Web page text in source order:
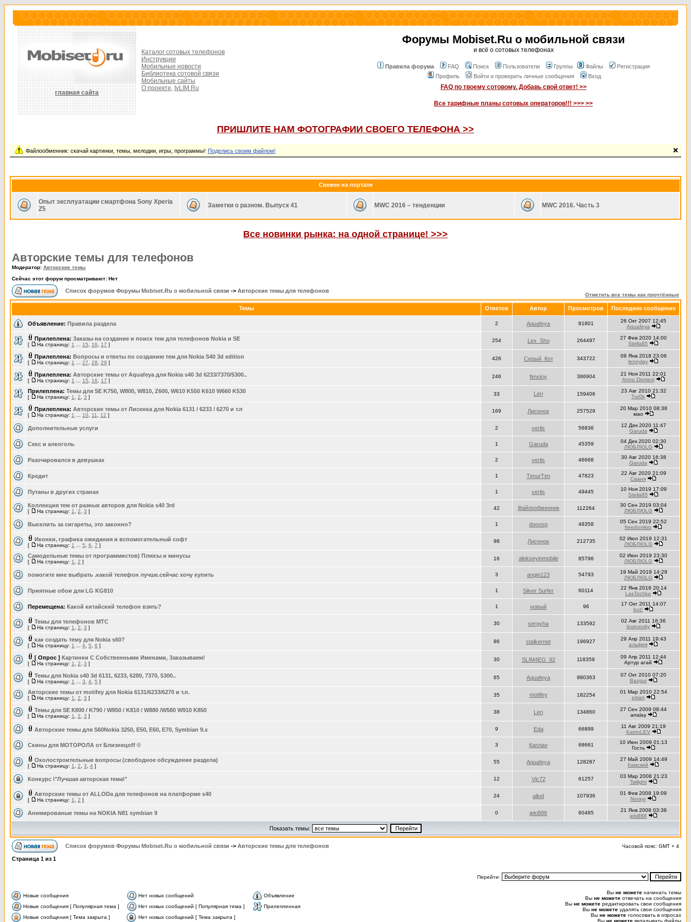
главная сайта
Каталог сотовых телефонов
Инструкции
Мобильные новости
Библиотека сотовой связи
Мобильные сайты
О проекте, IvLIM.Ru
Форумы Mobiset.Ru о мобильной связи
и всё о сотовых телефонах
Правила форума FAQ Поиск Пользователи Группы Файлы
Регистрация
Профиль
Войти и проверить личные сообщения Вход
FAQ по твоему сотовому. Добавь свой ответ! >>
Все тарифные планы сотовых операторов!!! >>> >>
ПРИШЛИТЕ НАМ ФОТОГРАФИИ СВОЕГО ТЕЛЕФОНА >>
Файлообменник: скачай картинки, темы, мелодии, игры, программы! Поделись своим файлом!
Свежее на портале
Опыт эксплуатации смартфона Sony Xperia
Z5
Заметки о разном. Выпуск 41 MWC 2016 – тенденции MWC 2016. Часть 3
Все новинки рынка: на одной странице! >>>
Авторские темы для телефонов
Модератор: Авторские темы
Сейчас этот форум просматривают: Нет
Список форумов Форумы Mobiset.Ru о мобильной связи -> Авторские темы для телефонов
Отметить все темы как прочтённые
Темы Ответов Автор Просмотров Последнее сообщение
Объявление: Правила раздела 2 Aquafeya 81801
26 Окт 2007 12:45
Aquafeya
Прилеплена: Заказы на создание и поиск тем для телефонов Nokia и SE
[ На страницу: 1 15 16 17 ]
254 Lex_Sho 264497
27 Фев 2020 14:00
Stella85
Прилеплена: Вопросы и ответы по созданию тем для Nokia S40 3d edition
[ На страницу: 1 27 28 29 ]
426 Серый_Кот 343722
09 Янв 2018 23:06
lennylay
Прилеплена: Авторские темы от Aquafeya для Nokia s40 3d 6233/7370/5300..
[ На страницу: 1 15 16 17 ]
246 fimskiy 386904
21 Ноя 2011 22:01
Anno Domeni
Прилеплена: Темы для SE K750, W800, W810, Z600, W610 K550 K610 W660 K530
[ На страницу: 1 2 3 ]
33 Leri 159406
23 Авг 2010 21:32
Тur0k
Прилеплена: Авторские темы от Лисенка для Nokia 6131 / 6233 / 6270 и т.п
[ На страницу: 1 10 11 12 ]
169 Лисенок 257529
20 Мар 2010 08:38
мао
Дополнительные услуги 2 verlis 56836
12 Дек 2020 11:47
Garuda
Секс и алкоголь 1 Garuda 45359
04 Дек 2020 02:30
ЛЮБЛЮLG
Разочаровался в девушках 2 verlis 46668
30 Авг 2020 16:38
Garuda
Кредит 1 TimurTim 47823
22 Авг 2020 21:09
Сааня
Путаны в других странах 1 verlis 49445
10 Ноя 2019 17:09
Stella85
Коллекция тем от разных авторов для Nokia s40 3rd
[ На страницу: 1 2 3 ]
42 Файлooбменник 112264
30 Сен 2019 03:04
ЛЮБЛЮLG
Выселить за сигареты, это законно? 1 dooosp 48358
05 Сен 2019 22:52
freedomkro
Иконки, графика ожидания и вспомогательный софт
[ На страницу: 1 5 6 7 ]
98 Лисенок 212735
02 Июл 2019 12:31
ЛЮБЛЮLG
Самодельные темы от программистов) Плюсы и минусы
[ На страницу: 1 2 ]
16 alekseyinmobile 85796
02 Июн 2019 23:30
ЛЮБЛЮLG
помогите мне выбрать .какой телефон лучше.сейчас хочу купить 3 angin123 54793
19 Май 2019 14:29
ЛЮБЛЮLG
Приятные обои для LG KG810 1 Silver Surfer 60114
22 Янв 2018 20:14
LasTochka
Перемещена: Какой китайский телефон взять? 1 новый 96
17 Окт 2011 14:07
bot!
Темы для телефонов МТС
[ На страницу: 1 2 3 ]
30 sergyha 133592
02 Авг 2011 16:36
lovevovky
как создать тему для Nokia s60?
[ На страницу: 1 4 5 6 ]
86 stalkernet 196927
29 Апр 2011 19:43
альфия
[ Опрос ] Картинки С Собственными Именами, Заказываем!
[ На страницу: 1 2 3 ]
30 SLIM4EG_92 118359
09 Апр 2011 12:44
Артур агай
Темы для Nokia s40 3d 6131, 6233, 6280, 7370, 5300..
[ На страницу: 1 3 4 5 ]
65 Aquafeya 980363
07 Окт 2010 07:20
Bazgur
Авторские темы от motifey для Nokia 6131/6233/6270 и т.п.
[ На страницу: 1 2 3 ]
35 motifey 182254
01 Мар 2010 22:54
eirian
Темы для SE К800 / K790 / W850 / K810 / W880 /W580 W910 K850
[ На страницу: 1 2 3 ]
38 Leri 134860
27 Сен 2009 08:44
arralay
Авторские темы для S60Nokia 3250, Е50, E60, E70, Symbian 9.x 9 Eda 66899
11 Авг 2009 21:19
KatrinLEV
Скины для МОТОРОЛА от Близнецоff © 3 Каплан 68661
10 Июн 2009 01:13
Гость
Околостроительные вопросы (свободное обсуждение раздела)
[ На страницу: 1 2 3 4 ]
55 Aquafeya 128287
27 Май 2009 14:49
Камский
Конкурс \"Лучшая авторская тема\" 12 Vic72 61257
03 Мар 2008 21:23
Twilight
Авторские темы от ALLODа для телефонов на платформе s40
[ На страницу: 1 2 ]
24 allod 107936
01 Фев 2008 19:09
Norayr
Анимированые темы на NOKIA N81 symbian 9 0 jeki888 60485
21 Янв 2008 03:38
jeki888
Показать темы:
Список форумов Форумы Mobiset.Ru о мобильной связи -> Авторские темы для телефонов Часовой пояс: GMT + 4
Страница 1 из 1
Перейти:
Новые сообщения Нет новых сообщений
Объявление
Новые сообщения [ Популярная тема ]
Нет новых сообщений [ Популярная тема ]
Прилепленная
Новые сообщения [ Тема закрыта ]
Нет новых сообщений [ Тема закрыта ]
Вы не можете начинать темы
Вы не можете отвечать на сообщения
Вы не можете редактировать свои сообщения
Вы не можете удалять свои сообщения
Вы не можете голосовать в опросах
Вы не можете вкладывать файлы